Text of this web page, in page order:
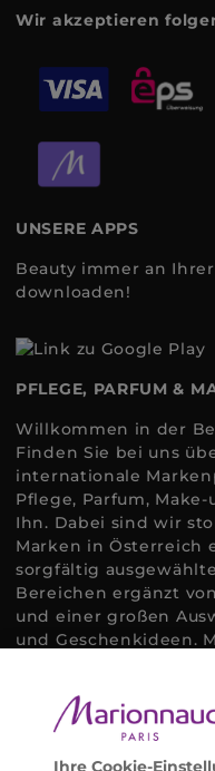
Wir akzeptieren
UNSERE APPS
Beauty immer an
downloaden!
PFLEGE, PARFUM &
Willkommen in der
Finden Sie bei uns
internationale
Pflege, Parfum,
Ihn. Dabei sind wir
Marken in Österreich
sorgfältig
Bereichen ergänzt
und einer großen
und Geschenkideen.
Bedürfnissen
helfen zu können.
Online Beauty
Ihre Cookie-